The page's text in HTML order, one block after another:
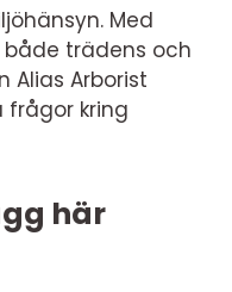
Med
trädens och
Alias Arborist
kring
här